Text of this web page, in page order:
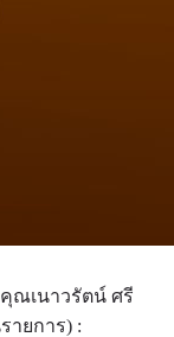
ณเนาวรัตน์ ศรี
ายการ) :